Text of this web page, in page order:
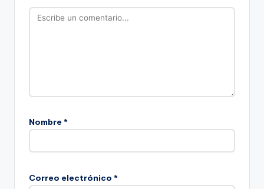
Nombre *
Correo electrónico *